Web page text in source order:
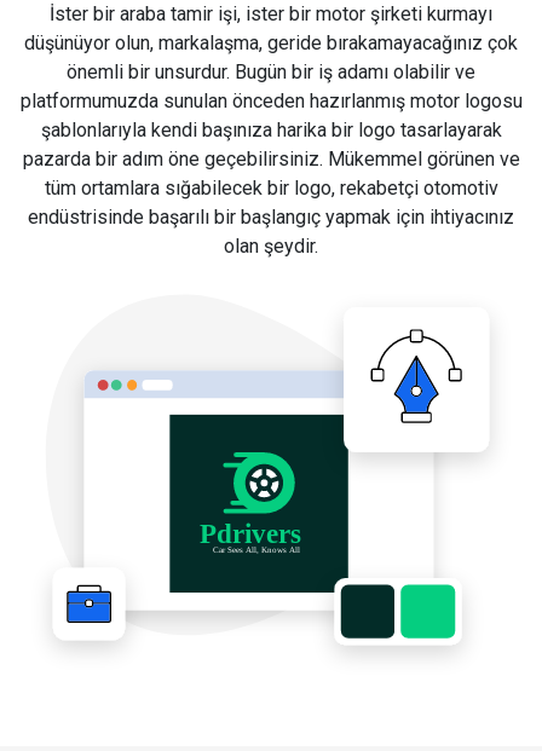
İster bir araba tamir işi, ister bir motor şirketi kurmayı
düşünüyor olun, markalaşma, geride bırakamayacağınız çok
önemli bir unsurdur. Bugün bir iş adamı olabilir ve
platformumuzda sunulan önceden hazırlanmış motor logosu
şablonlarıyla kendi başınıza harika bir logo tasarlayarak
pazarda bir adım öne geçebilirsiniz. Mükemmel görünen ve
tüm ortamlara sığabilecek bir logo, rekabetçi otomotiv
endüstrisinde başarılı bir başlangıç yapmak için ihtiyacınız
olan şeydir.